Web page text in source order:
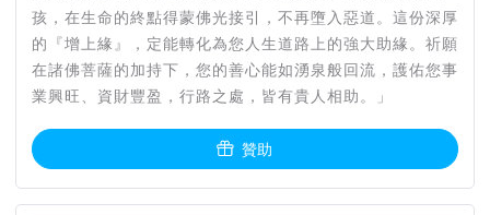
孩，在生命的終點得蒙佛光接引，不再墮入惡道。這份深厚
的『增上緣』，定能轉化為您人生道路上的強大助緣。祈願
在諸佛菩薩的加持下，您的善心能如湧泉般回流，護佑您事
業興旺、資財豐盈，行路之處，皆有貴人相助。」
贊助